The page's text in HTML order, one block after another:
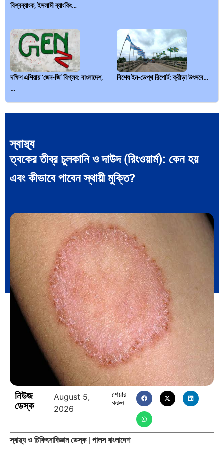
বিশ্বব্যাংক, ইসলামী ব্যাংকিং…
দক্ষিণ এশিয়ায় ‘জেন-জি’ বিপ্লব: বাংলাদেশ,
…
বিশেষ ইন-ডেপ্থ রিপোর্ট: ক্রীড়া উৎসবে…
ভারত মহাসাগরের অশ্রু: শ্রীলঙ্কার ২৬… ক্রূরতা ও ধ্বংসের মহাকাব্য: পৃথিবীর…
ব্রাজিল ও আর্জেন্টিনার কালো অধ্যায়:… পূর্ব ইউরোপ বনাম তুরস্ক: শত…
পৃথিবীতে বর্তমানে মোট দেশের সংখ্যা…
এশিয়ান সেঞ্চুরির দ্বৈরথ: চীন-ভারতের
বৈশ্বিক…
পাকিস্তান, চীন ও বাংলাদেশ: তিন… আমেরিকা সারা দুনিয়ায় গণতন্ত্রের গান…
স্বাস্থ্য
ত্বকের তীব্র চুলকানি ও দাউদ (রিংওয়ার্ম): কেন হয়
এবং কীভাবে পাবেন স্থায়ী মুক্তি?
নিউজ
ডেস্ক
August 5,
2026
শেয়ার
করুন
স্বাস্থ্য ও চিকিৎসাবিজ্ঞান ডেস্ক | পালস বাংলাদেশ